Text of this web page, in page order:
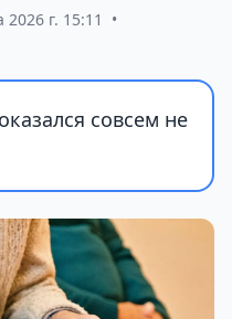
2026 г. 15:11
•
совсем не